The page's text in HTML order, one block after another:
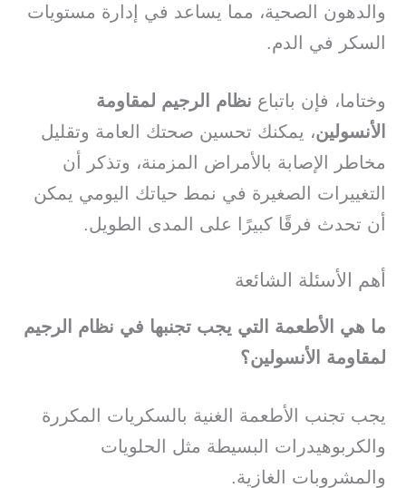
والدهون الصحية، مما يساعد في إدارة مستويات
السكر في الدم.
وختاما، فإن باتباع نظام الرجيم لمقاومة
الأنسولين، يمكنك تحسين صحتك العامة وتقليل
مخاطر الإصابة بالأمراض المزمنة، وتذكر أن
التغييرات الصغيرة في نمط حياتك اليومي يمكن
أن تحدث فرقًا كبيرًا على المدى الطويل.
أهم الأسئلة الشائعة
ما هي الأطعمة التي يجب تجنبها في نظام الرجيم
لمقاومة الأنسولين؟
يجب تجنب الأطعمة الغنية بالسكريات المكررة
والكربوهيدرات البسيطة مثل الحلويات
والمشروبات الغازية.